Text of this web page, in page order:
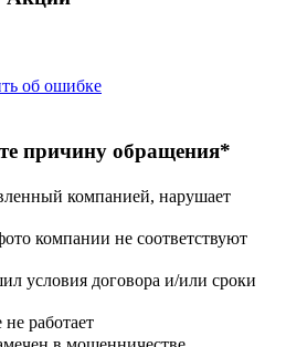
об ошибке
причину обращения*
компанией, нарушает
компании не соответствуют
условия договора и/или сроки
работает